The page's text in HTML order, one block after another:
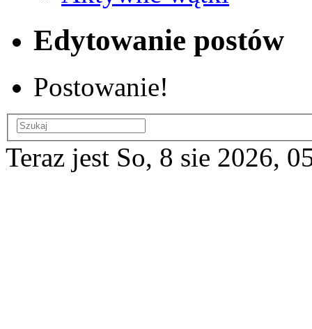
Edytowanie postów
Postowanie!
Teraz jest So, 8 sie 2026,